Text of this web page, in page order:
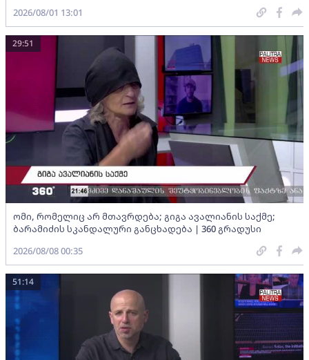
2026/08/01 13:01
ომი, რომელიც არ მთავრდება; გიგა ავალიანის საქმე;
ბარამიძის სკანდალური განცხადება | 360 გრადუსი
29:51
2026/08/08 00:35
51:14